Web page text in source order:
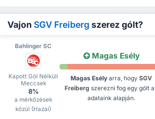
Vajon SGV Freiberg szerez gólt?
Bahlinger SC
Kapott Gól Nélküli
Meccsek
8%
a mérkőzések
közül (Hazai)
Magas Esély
Magas Esély arra, hogy SGV
Freiberg szerezni fog egy gólt
adataink alapján.